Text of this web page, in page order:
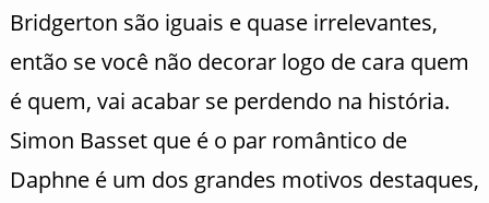
Bridgerton são iguais e quase irrelevantes,
então se você não decorar logo de cara quem
é quem, vai acabar se perdendo na história.
Simon Basset que é o par romântico de
Daphne é um dos grandes motivos destaques,